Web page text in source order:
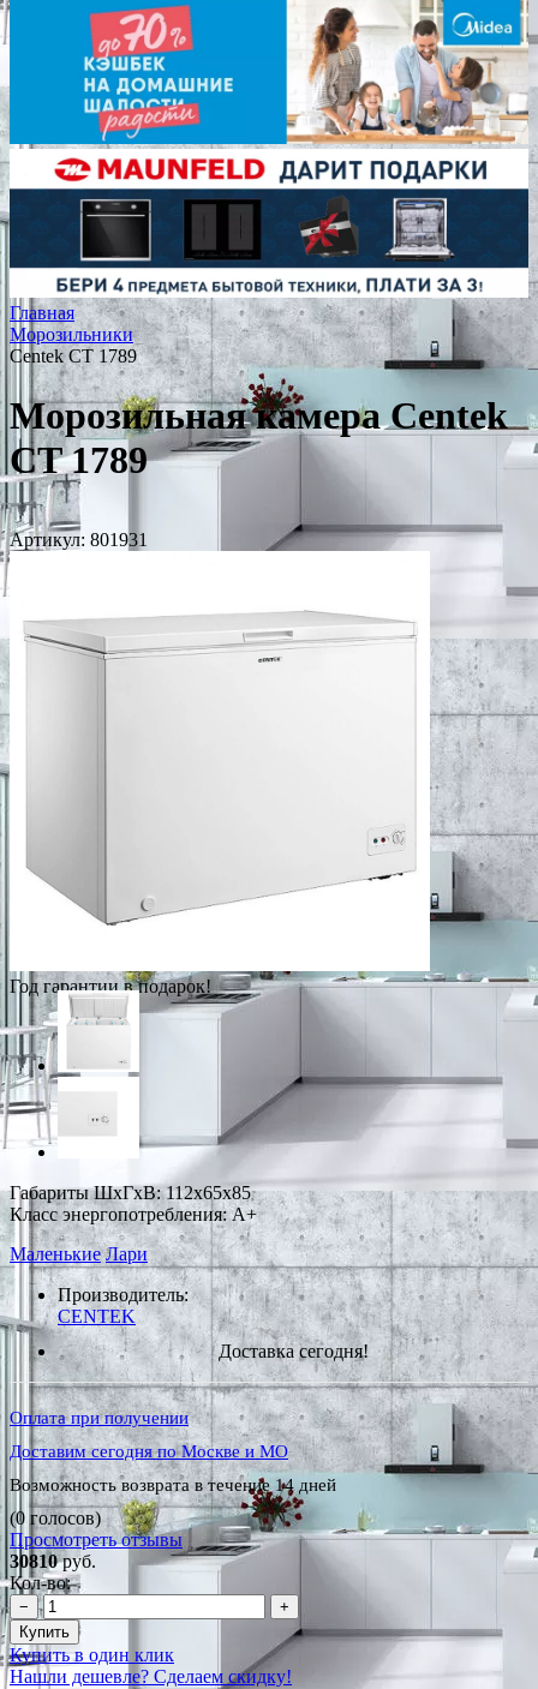
Главная
Морозильники
Centek CT 1789
Морозильная камера Centek
CT 1789
Артикул: 801931
Год гарантии в подарок!
Габариты ШxГxВ: 112x65x85
Класс энергопотребления: A+
Маленькие Лари
Производитель:
CENTEK
Доставка сегодня!
Оплата при получении
Доставим сегодня по Москве и МО
Возможность возврата в течение 14 дней
(0 голосов)
Просмотреть отзывы
30810руб.
Кол-во:
−
+
Купить
Купить в один клик
Нашли дешевле? Сделаем скидку!